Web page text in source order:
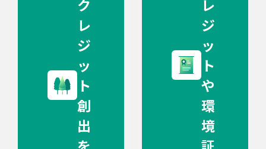
ク
レ
ジ
ッ
ト
創
出
レ
ジ
ッ
ト
や
環
境